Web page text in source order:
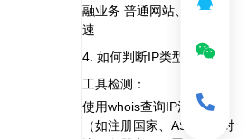
融业务 普通网站、游戏加
速
4. 如何判断IP类型？‌
工具检测‌：
使用whois查询IP注册信息
（如注册国家、ASN），对